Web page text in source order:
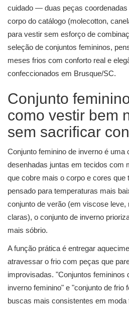
cuidado — duas peças
corpo do catálogo (molecotton,
para vestir sem esforço de
seleção de conjuntos femininos,
meses frios com conforto real e
confeccionados em Brusque/SC.
Conjunto
como vestir bem
sem sacrificar
Conjunto feminino de inverno é uma
desenhadas juntas em tecidos com
que cobre mais o corpo e cores
pensado para temperaturas mais
conjunto de verão (em viscose leve,
claras), o conjunto de inverno
mais sóbrio.
A função prática é entregar
atravessar o frio com peças que
improvisadas. "Conjuntos femininos
inverno feminino" e "conjunto de frio
buscas mais consistentes em moda